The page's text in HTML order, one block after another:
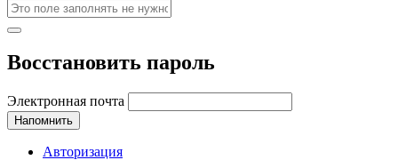
Восстановить пароль
Электронная почта
Напомнить
Авторизация